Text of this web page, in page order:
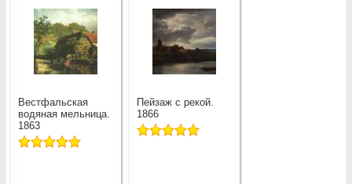
Вестфальская
водяная мельница.
1863
Пейзаж с рекой.
1866